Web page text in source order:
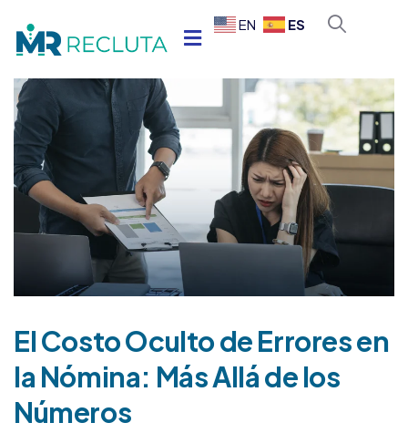
EN ES
El Costo Oculto de Errores en
la Nómina: Más Allá de los
Números